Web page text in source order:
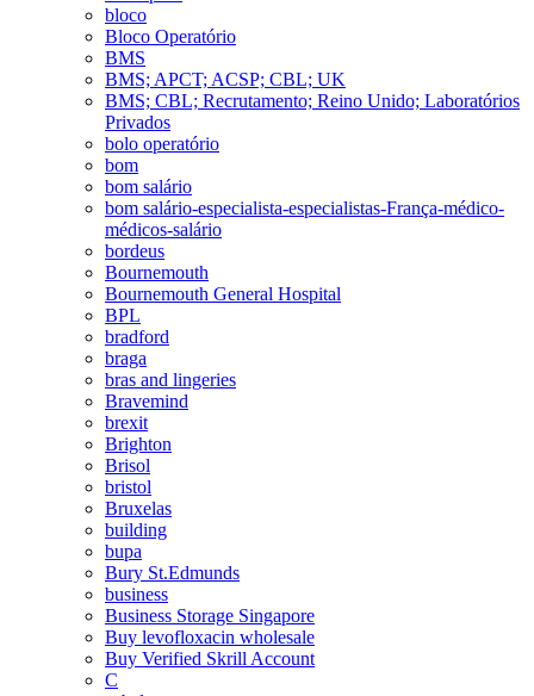
bloco
Bloco Operatório
BMS
BMS; APCT; ACSP; CBL; UK
BMS; CBL; Recrutamento; Reino Unido; Laboratórios
Privados
bolo operatório
bom
bom salário
bom salário-especialista-especialistas-França-médico-
médicos-salário
bordeus
Bournemouth
Bournemouth General Hospital
BPL
bradford
braga
bras and lingeries
Bravemind
brexit
Brighton
Brisol
bristol
Bruxelas
building
bupa
Bury St.Edmunds
business
Business Storage Singapore
Buy levofloxacin wholesale
Buy Verified Skrill Account
C